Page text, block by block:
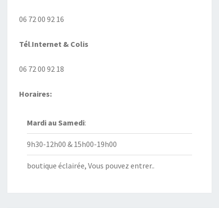
06 72 00 92 16
Tél.Internet & Colis
06 72 00 92 18
Horaires:
Mardi au Samedi:
9h30-12h00 & 15h00-19h00
boutique éclairée, Vous pouvez entrer..